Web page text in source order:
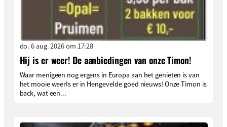
do. 6 aug. 2026 om 17:28
Hij is er weer! De aanbiedingen van onze Timon!
Waar menigeen nog ergens in Europa aan het genieten is van
het mooie weerIs er in Hengevelde goed nieuws! Onze Timon is
back, wat een...